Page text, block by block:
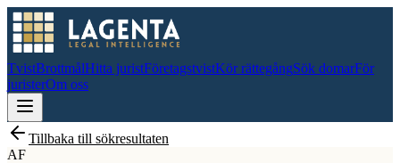
TvistBrottmålHitta juristFöretagstvistKör rättegångSök domarFör
juristerOm oss
Tillbaka till sökresultaten
AF